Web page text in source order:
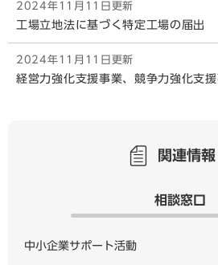
2024年11月11日更新
工場立地法に基づく特定工場の届出
2024年11月11日更新
経営力強化支援事業、競争力強化支援
関連情報
相談窓口
中小企業サポート活動